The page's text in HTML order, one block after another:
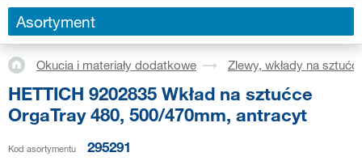
Asortyment
Okucia i materiały dodatkowe Zlewy, wkłady na
HETTICH 9202835 Wkład na sztućce
OrgaTray 480, 500/470mm, antracyt
Kod asortymentu 295291